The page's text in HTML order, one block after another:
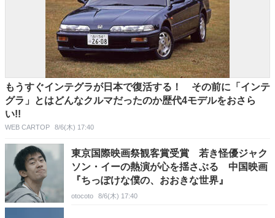
もうすぐインテグラが日本で復活する！ その前に「インテ
グラ」とはどんなクルマだったのか歴代4モデルをおさら
い!!
WEB CARTOP 8/6(木) 17:40
東京国際映画祭観客賞受賞 若き怪優ジャク
ソン・イーの熱演が心を揺さぶる 中国映画
『ちっぽけな僕の、おおきな世界』
otocoto 8/6(木) 17:40